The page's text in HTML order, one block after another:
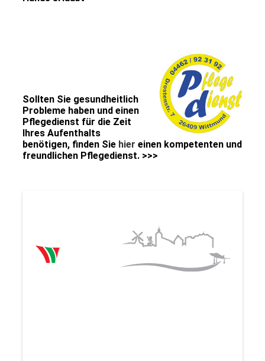
Sollten Sie gesundheitlich
Probleme haben und einen
Pflegedienst für die Zeit
Ihres Aufenthalts
benötigen, finden Sie hier einen kompetenten und
freundlichen Pflegedienst. >>>